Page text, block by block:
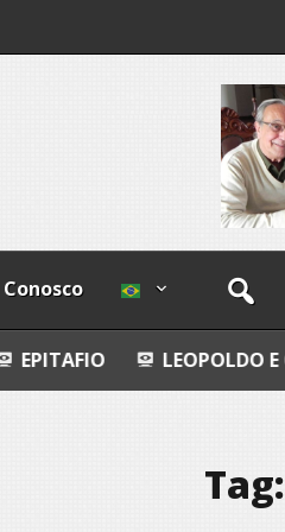
LEOPOLDO E O MENDIGO
Tag: